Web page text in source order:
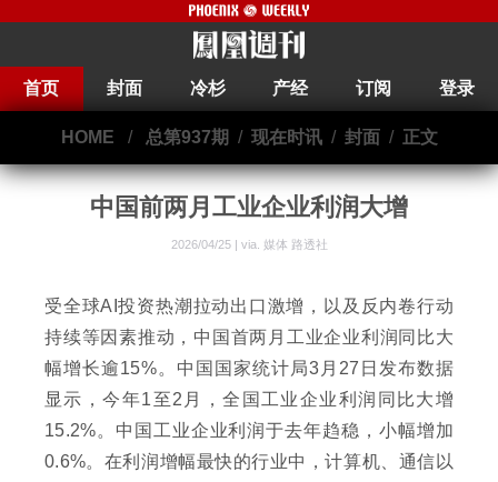
首页 封面 冷杉 产经 订阅 登录
HOME / 总第937期 / 现在时讯/ 封面/ 正文
中国前两月工业企业利润大增
2026/04/25 | via. 媒体 路透社
受全球AI投资热潮拉动出口激增，以及反内卷行动
持续等因素推动，中国首两月工业企业利润同比大
幅增长逾15%。中国国家统计局3月27日发布数据
显示，今年1至2月，全国工业企业利润同比大增
15.2%。中国工业企业利润于去年趋稳，小幅增加
0.6%。在利润增幅最快的行业中，计算机、通信以